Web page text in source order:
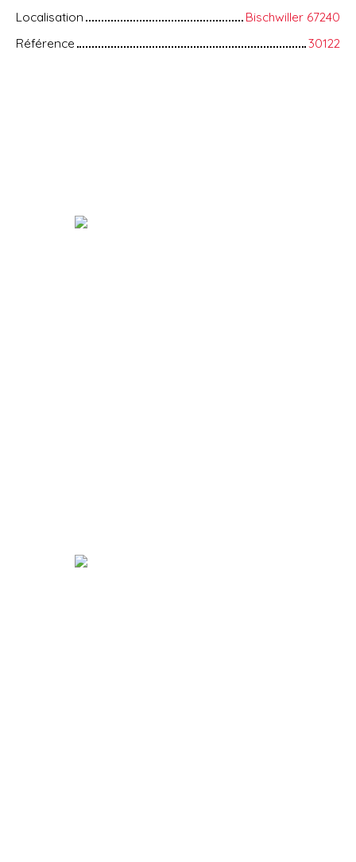
Localisation
Bischwiller 67240
Référence
30122